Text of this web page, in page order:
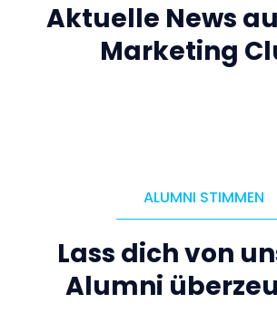
Aktuelle News
Marketing
ALUMNI STIMMEN
Lass dich von
Alumni